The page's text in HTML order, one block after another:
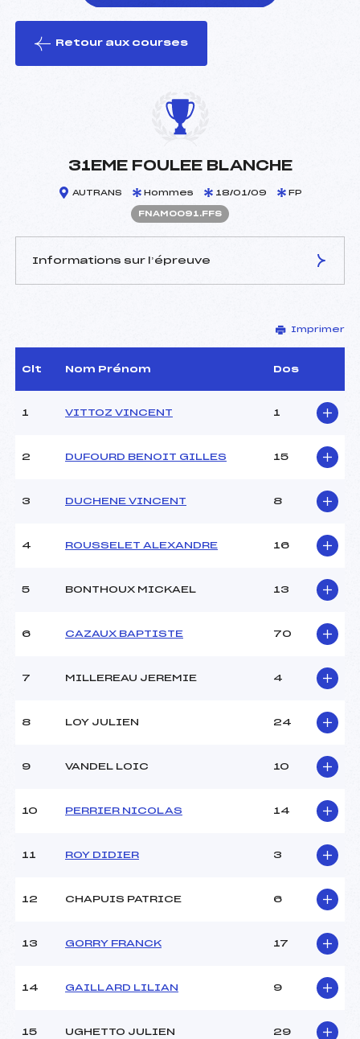
le ski
Retour aux courses
31EME FOULEE BLANCHE
AUTRANS Hommes 18/01/09 FP
FNAM0091.FFS
Informations sur l’épreuve
DANIEL YANN (DA)
D.T Adjoint :
–
Dir. Epreuve :
CLAUZIER GERARD (DA)
CARACTÉRISTIQUES DE LA PISTE
PISTE ROUGE
42K km
Point Bas :
137
1400
SEN->V12
Imprimer
Clt Nom Prénom Dos
1 VITTOZ VINCENT 1
2 DUFOURD BENOIT GILLES 15
3 DUCHENE VINCENT 8
4 ROUSSELET ALEXANDRE 16
5 BONTHOUX MICKAEL 13
6 CAZAUX BAPTISTE 70
7 MILLEREAU JEREMIE 4
8 LOY JULIEN 24
9 VANDEL LOIC 10
10 PERRIER NICOLAS 14
11 ROY DIDIER 3
12 CHAPUIS PATRICE 6
13 GORRY FRANCK 17
14 GAILLARD LILIAN 9
15 UGHETTO JULIEN 29